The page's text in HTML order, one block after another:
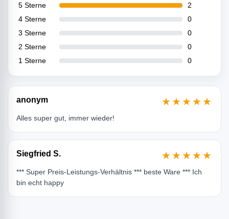
5 Sterne
2
4 Sterne
0
3 Sterne
0
2 Sterne
0
1 Sterne
0
anonym ★★★★★
Alles super gut, immer wieder!
Siegfried S. ★★★★★
*** Super Preis-Leistungs-Verhältnis *** beste Ware *** Ich
bin echt happy